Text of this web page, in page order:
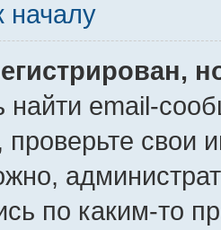
началу
найти email-
проверьте свои
по каким-то